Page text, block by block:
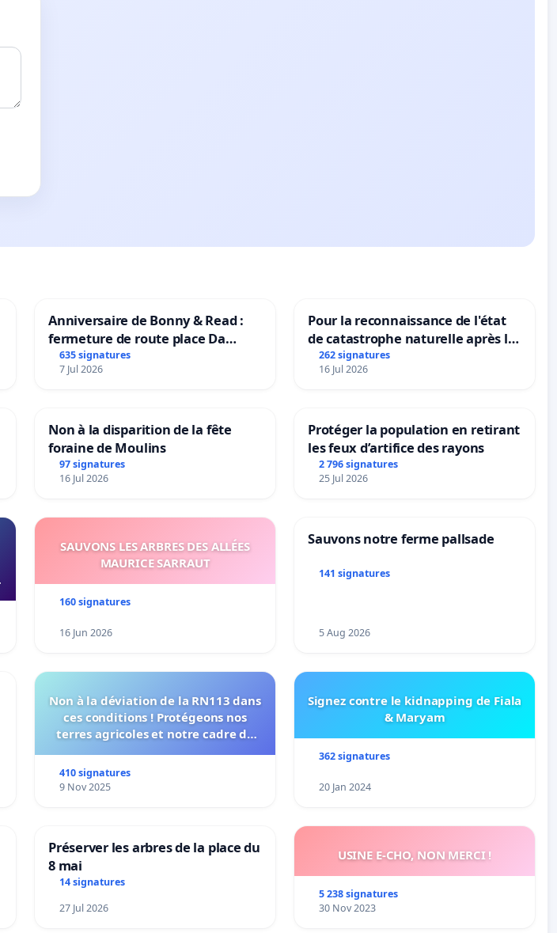
Anniversaire de Bonny & Read :
fermeture de route place Da
Maya M
635 signatures
7 Jul 2026
Pour la reconnaissance de l'état
de catastrophe naturelle après la
grêle du 15 juillet 2026 à Aubenas
et ses alentours
262 signatures
16 Jul 2026
Non à la disparition de la fête
foraine de Moulins
97 signatures
16 Jul 2026
Protéger la population en retirant
les feux d’artifice des rayons
2 796 signatures
25 Jul 2026
SAUVONS LES ARBRES DES ALLÉES
MAURICE SARRAUT
160 signatures
16 Jun 2026
Sauvons notre ferme pallsade
141 signatures
5 Aug 2026
Non à la déviation de la RN113 dans
ces conditions ! Protégeons nos
terres agricoles et notre cadre de
410 signatures
9 Nov 2025
Signez contre le kidnapping de Fiala
& Maryam
362 signatures
20 Jan 2024
Préserver les arbres de la place du
8 mai
14 signatures
27 Jul 2026
USINE E-CHO, NON MERCI !
5 238 signatures
30 Nov 2023